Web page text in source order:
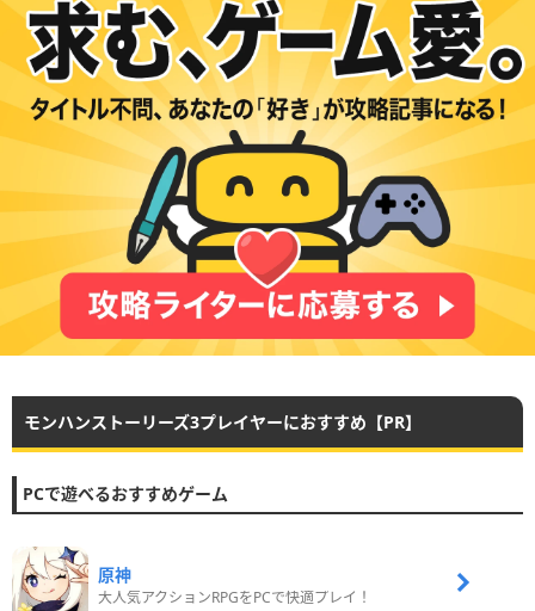
モンハンストーリーズ3プレイヤーにおすすめ【PR】
PCで遊べるおすすめゲーム
原神
大人気アクションRPGをPCで快適プレイ！